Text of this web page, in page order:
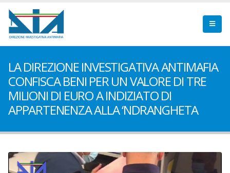
LA DIREZIONE INVESTIGATIVA ANTIMAFIA
CONFISCA BENI PER UN VALORE DI TRE
MILIONI DI EURO A INDIZIATO DI
APPARTENENZA ALLA ‘NDRANGHETA